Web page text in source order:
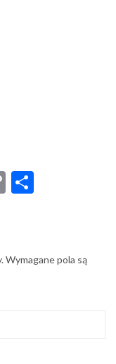
Copy
Wymagane pola są